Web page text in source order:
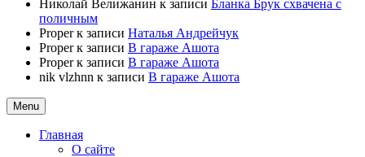
Николай Велижанин к записи Бланка Брук схвачена с
поличным
Properк записи Наталья Андрейчук
Properк записи В гараже Ашота
Properк записи В гараже Ашота
nik vlzhnn к записи В гараже Ашота
Menu
Главная
О сайте